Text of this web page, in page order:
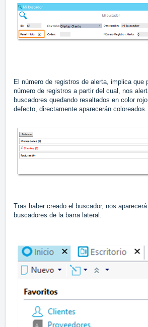
El número de registros de alerta, implica que
número de registros a partir del cual, nos
buscadores quedando resaltados en color
defecto, directamente aparecerán coloreados.
Tras haber creado el buscador, nos
buscadores de la barra lateral.